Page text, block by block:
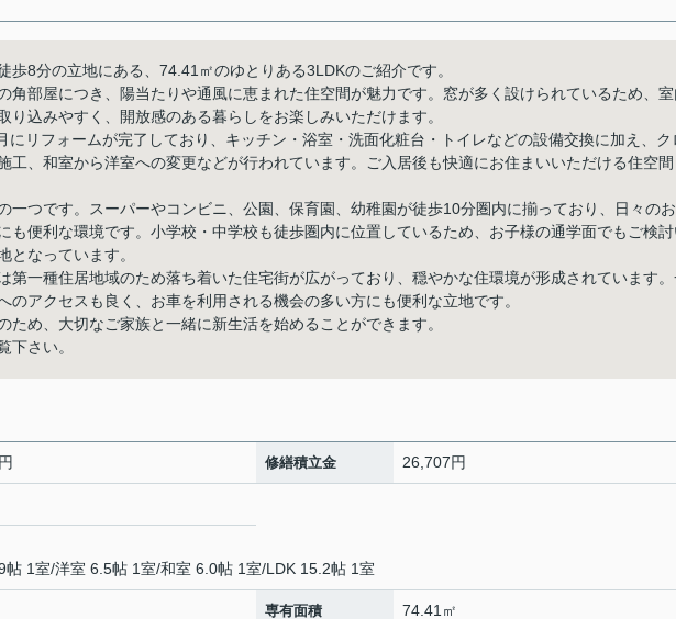
歩8分の立地にある、74.41㎡のゆとりある3LDKのご紹介です。
角部屋につき、陽当たりや通風に恵まれた住空間が魅力です。窓が多く設けられているため、
り込みやすく、開放感のある暮らしをお楽しみいただけます。
にリフォームが完了しており、キッチン・浴室・洗面化粧台・トイレなどの設備交換に加え、ク
工、和室から洋室への変更などが行われています。ご入居後も快適にお住まいいただける住空
一つです。スーパーやコンビニ、公園、保育園、幼稚園が徒歩10分圏内に揃っており、日々のお
も便利な環境です。小学校・中学校も徒歩圏内に位置しているため、お子様の通学面でもご検
となっています。
第一種住居地域のため落ち着いた住宅街が広がっており、穏やかな住環境が形成されています
のアクセスも良く、お車を利用される機会の多い方にも便利な立地です。
ため、大切なご家族と一緒に新生活を始めることができます。
下さい。
修繕積立金 26,707円
帖 1室/洋室 6.5帖 1室/和室 6.0帖 1室/LDK 15.2帖 1室
専有面積 74.41㎡